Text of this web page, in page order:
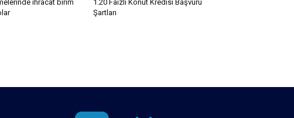
ihracat birim
1.20 Faizli Konut Kredisi Başvuru
Şartları